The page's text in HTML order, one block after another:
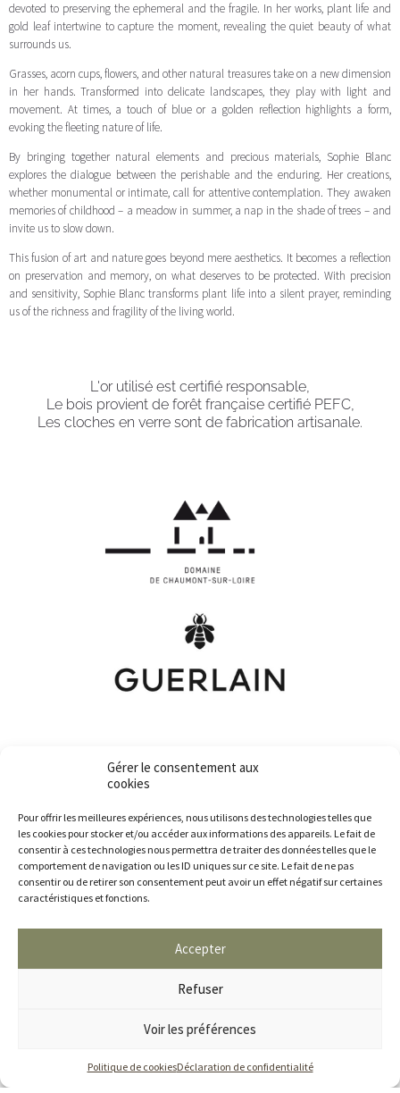
Gérer le consentement aux
cookies
Pour offrir les meilleures expériences, nous utilisons des technologies telles que
les cookies pour stocker et/ou accéder aux informations des appareils. Le fait de
consentir à ces technologies nous permettra de traiter des données telles que le
comportement de navigation ou les ID uniques sur ce site. Le fait de ne pas
consentir ou de retirer son consentement peut avoir un effet négatif sur certaines
caractéristiques et fonctions.
Accepter
Refuser
Voir les préférences
Politique de cookiesDéclaration de confidentialité
devoted to preserving the ephemeral and the fragile. In her works, plant life and
gold leaf intertwine to capture the moment, revealing the quiet beauty of what
surrounds us.
Grasses, acorn cups, flowers, and other natural treasures take on a new dimension
in her hands. Transformed into delicate landscapes, they play with light and
movement. At times, a touch of blue or a golden reflection highlights a form,
evoking the fleeting nature of life.
By bringing together natural elements and precious materials, Sophie Blanc
explores the dialogue between the perishable and the enduring. Her creations,
whether monumental or intimate, call for attentive contemplation. They awaken
memories of childhood – a meadow in summer, a nap in the shade of trees – and
invite us to slow down.
This fusion of art and nature goes beyond mere aesthetics. It becomes a reflection
on preservation and memory, on what deserves to be protected. With precision
and sensitivity, Sophie Blanc transforms plant life into a silent prayer, reminding
us of the richness and fragility of the living world.
L'or utilisé est certifié responsable,
Le bois provient de forêt française certifié PEFC,
Les cloches en verre sont de fabrication artisanale.
Cliquez pour accepter les cookies marketing
et activer ce contenu